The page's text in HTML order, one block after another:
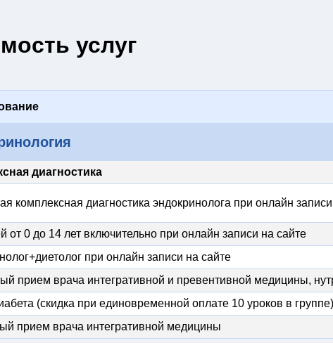
услуг
диагностика
комплексная диагностика эндокринолога при онлайн
от 0 до 14 лет включительно при онлайн записи на сайте
при онлайн записи на сайте
прием врача интегративной и превентивной медицины,
(скидка при единовременной оплате 10 уроков в группе)
прием врача интегративной медицины